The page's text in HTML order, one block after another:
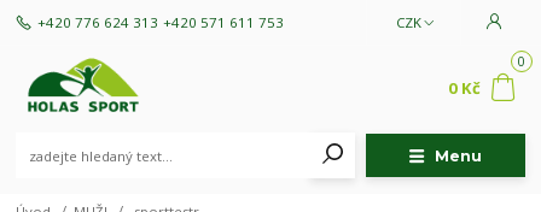
Menu
CZK
+420 776 624 313 +420 571 611 753
0
0 Kč